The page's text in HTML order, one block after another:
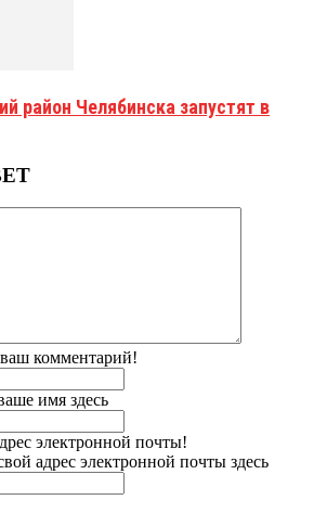
район Челябинска запустят в
комментарий!
имя здесь
электронной почты!
адрес электронной почты здесь